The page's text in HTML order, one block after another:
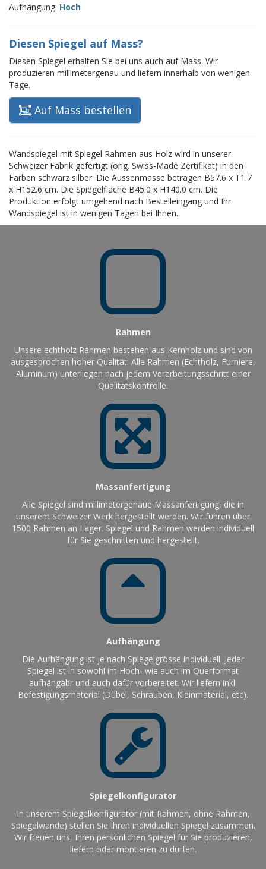
Aufhängung: Hoch
Diesen Spiegel auf Mass?
Diesen Spiegel erhalten Sie bei uns auch auf Mass. Wir
produzieren millimetergenau und liefern innerhalb von wenigen
Tage.
Auf Mass bestellen
Wandspiegel mit Spiegel Rahmen aus Holz wird in unserer
Schweizer Fabrik gefertigt (orig. Swiss-Made Zertifikat) in den
Farben schwarz silber. Die Aussenmasse betragen B57.6 x T1.7
x H152.6 cm. Die Spiegelfläche B45.0 x H140.0 cm. Die
Produktion erfolgt umgehend nach Bestelleingang und Ihr
Wandspiegel ist in wenigen Tagen bei Ihnen.
Rahmen
Unsere echtholz Rahmen bestehen aus Kernholz und sind von
ausgesprochen hoher Qualität. Alle Rahmen (Echtholz, Furniere,
Aluminum) unterliegen nach jedem Verarbeitungsschritt einer
Qualitätskontrolle.
Massanfertigung
Alle Spiegel sind millimetergenaue Massanfertigung, die in
unserem Schweizer Werk hergestellt werden. Wir führen über
1500 Rahmen an Lager. Spiegel und Rahmen werden individuell
für Sie geschnitten und hergestellt.
Aufhängung
Die Aufhängung ist je nach Spiegelgrösse individuell. Jeder
Spiegel ist in sowohl im Hoch- wie auch im Querformat
aufhängabr und auch dafür vorbereitet. Wir liefern inkl.
Befestigungsmaterial (Dübel, Schrauben, Kleinmaterial, etc).
Spiegelkonfigurator
In unserem Spiegelkonfigurator (mit Rahmen, ohne Rahmen,
Spiegelwände) stellen Sie Ihren individuellen Spiegel zusammen.
Wir freuen uns, Ihren persönlichen Spiegel für Sie produzieren,
liefern oder montieren zu dürfen.